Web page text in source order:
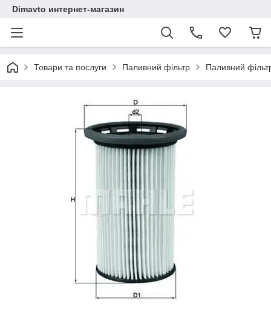
Dimavto интернет-магазин
Товари та послуги Паливний фільтр Паливний